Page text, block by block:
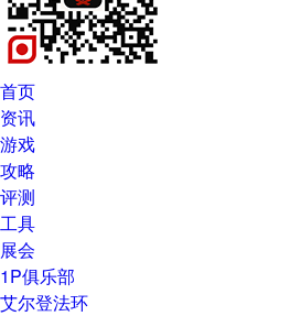
首页
资讯
游戏
攻略
评测
工具
展会
1P俱乐部
艾尔登法环